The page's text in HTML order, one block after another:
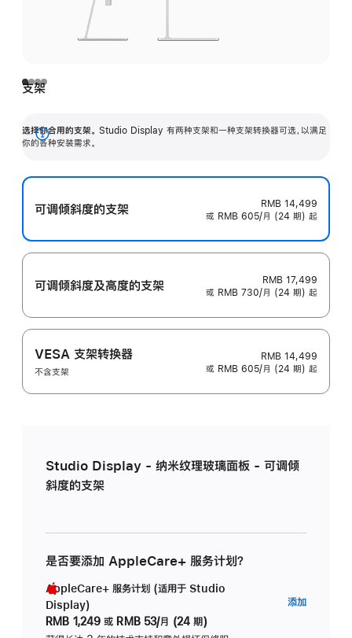
支架
选择你合用的支架。 Studio Display 有两种支架和一种支架转换器可选，以满足
你的各种安装需求。
展
可调倾斜度的支架
RMB 14,499
或 RMB 605/月 (24 期) 起
可调倾斜度及高‍度的支‍架
RMB 17,499
或 RMB 730/月 (24 期) 起
VESA 支架转换器
不含支架
RMB 14,499
或 RMB 605/月 (24 期) 起
Studio Display - 纳米纹理玻璃面板 - 可调倾
斜度的支架
是否要添加 AppleCare+ 服务计划？
AppleCare+ 服务计划 (适用于 Studio
Display)
RMB 1,249 或 RMB 53/月 (24 期)
添加